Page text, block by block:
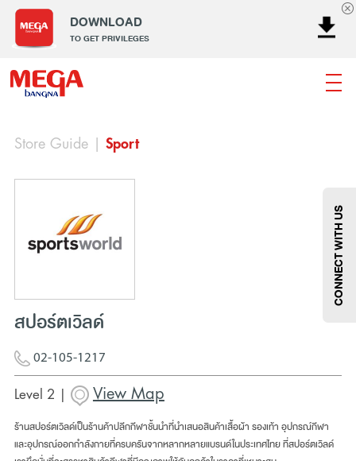
DOWNLOAD
TO GET PRIVILEGES
ธนาคาร ร้านอาหาร
แกดเจ็ตและเทคโนโลยี
แฟชั่น
CONNECT WITH US
Store Guide| Sport
สปอร์ตเวิลด์
02-105-1217
Level 2 | View Map
ร้านสปอร์ตเวิลด์เป็นร้านค้าปลีกกีฬาชั้นนำที่นำเสนอสินค้าเสื้อผ้า รองเท้า อุปกรณ์กีฬา
และอุปกรณ์ออกกำลังกายที่ครบครันจากหลากหลายแบรนด์ในประเทศไทย ที่สปอร์ตเวิลด์